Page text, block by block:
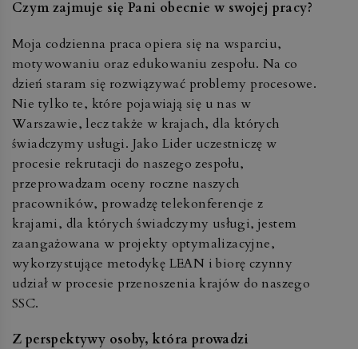
Czym zajmuje się Pani obecnie w swojej pracy?
Moja codzienna praca opiera się na wsparciu,
motywowaniu oraz edukowaniu zespołu. Na co
dzień staram się rozwiązywać problemy procesowe.
Nie tylko te, które pojawiają się u nas w
Warszawie, lecz także w krajach, dla których
świadczymy usługi. Jako Lider uczestniczę w
procesie rekrutacji do naszego zespołu,
przeprowadzam oceny roczne naszych
pracowników, prowadzę telekonferencje z
krajami, dla których świadczymy usługi, jestem
zaangażowana w projekty optymalizacyjne,
wykorzystujące metodykę LEAN i biorę czynny
udział w procesie przenoszenia krajów do naszego
SSC.
Z perspektywy osoby, która prowadzi